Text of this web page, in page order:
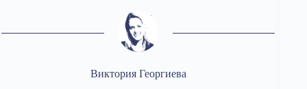
Виктория Георгиева